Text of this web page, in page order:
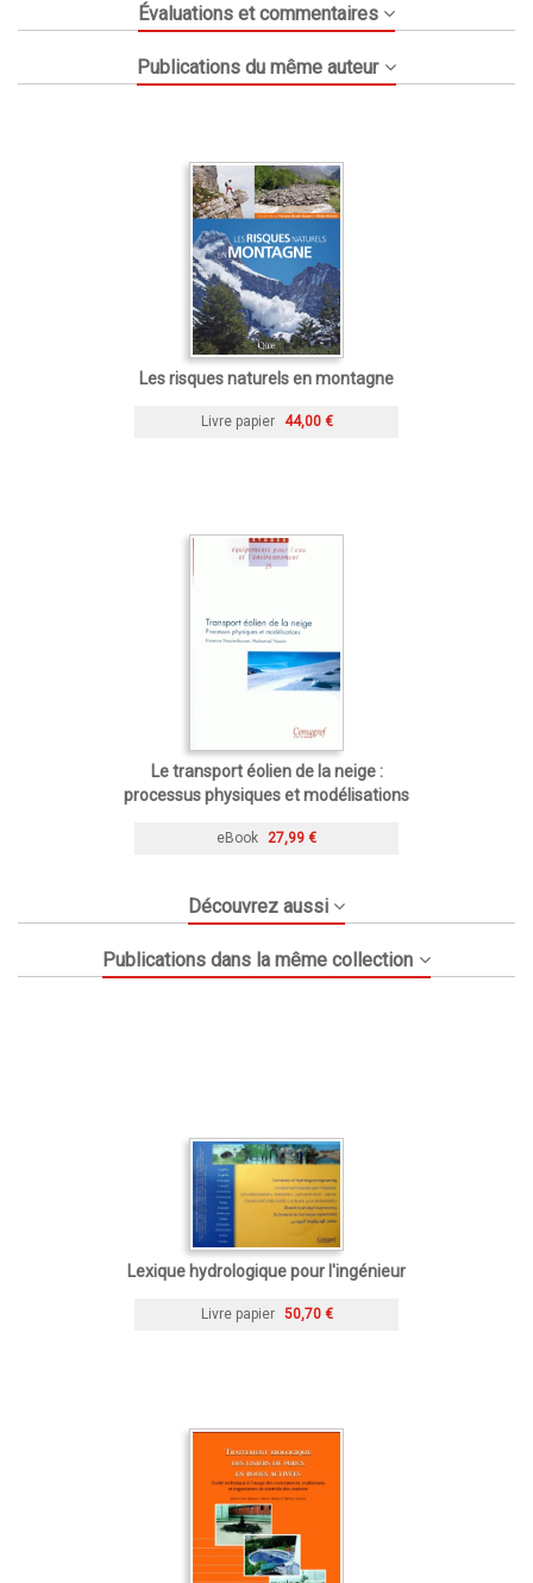
Évaluations et commentaires
Publications du même auteur
Les risques naturels en montagne
Livre papier 44,00 €
Le transport éolien de la neige :
processus physiques et modélisations
eBook 27,99 €
Découvrez aussi
Publications dans la même collection
Lexique hydrologique pour l'ingénieur
Livre papier 50,70 €